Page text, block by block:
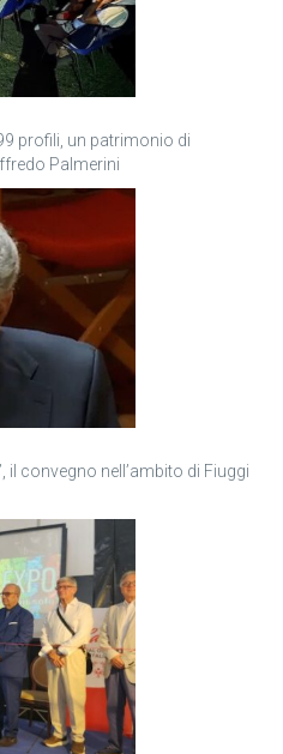
profili, un patrimonio di
Palmerini
il convegno nell’ambito di Fiuggi